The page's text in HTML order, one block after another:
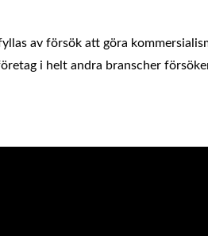
av försök att göra
i helt andra branscher